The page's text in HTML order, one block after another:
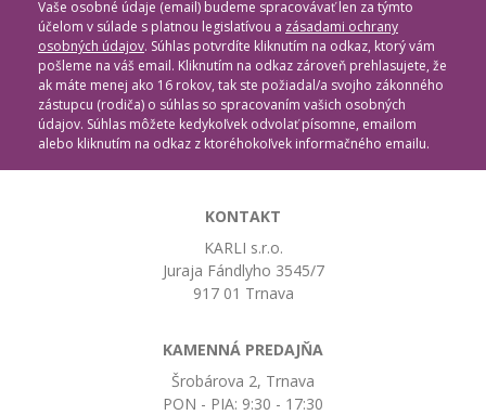
Vaše osobné údaje (email) budeme spracovávať len za týmto
účelom v súlade s platnou legislatívou a zásadami ochrany
osobných údajov. Súhlas potvrdíte kliknutím na odkaz, ktorý vám
pošleme na váš email. Kliknutím na odkaz zároveň prehlasujete, že
ak máte menej ako 16 rokov, tak ste požiadal/a svojho zákonného
zástupcu (rodiča) o súhlas so spracovaním vašich osobných
údajov. Súhlas môžete kedykoľvek odvolať písomne, emailom
alebo kliknutím na odkaz z ktoréhokoľvek informačného emailu.
KONTAKT
KARLI s.r.o.
Juraja Fándlyho 3545/7
917 01 Trnava
KAMENNÁ PREDAJŇA
Šrobárova 2, Trnava
PON - PIA: 9:30 - 17:30